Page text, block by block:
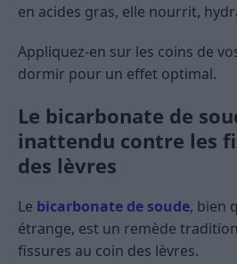
en acides gras, elle nourrit,
Appliquez-en sur les coins de
dormir pour un effet optimal.
Le bicarbonate de
inattendu contre les
des lèvres
Le bicarbonate de soude, bien
étrange, est un remède
fissures au coin des lèvres.